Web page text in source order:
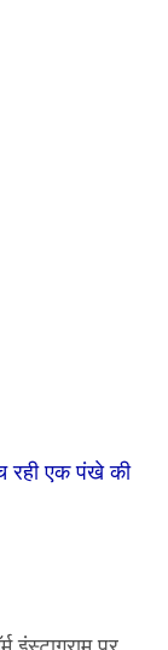
रही एक पंखे की